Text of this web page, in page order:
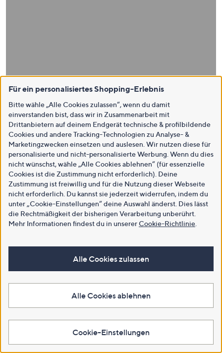
Für ein personalisiertes Shopping-Erlebnis
Bitte wähle „Alle Cookies zulassen“, wenn du damit
einverstanden bist, dass wir in Zusammenarbeit mit
Drittanbietern auf deinem Endgerät technische & profilbildende
Cookies und andere Tracking-Technologien zu Analyse- &
Marketingzwecken einsetzen und auslesen. Wir nutzen diese für
personalisierte und nicht-personalisierte Werbung. Wenn du dies
nicht wünschst, wähle „Alle Cookies ablehnen“ (für essenzielle
Cookies ist die Zustimmung nicht erforderlich). Deine
Zustimmung ist freiwillig und für die Nutzung dieser Webseite
nicht erforderlich. Du kannst sie jederzeit widerrufen, indem du
unter „Cookie-Einstellungen“ deine Auswahl änderst. Dies lässt
die Rechtmäßigkeit der bisherigen Verarbeitung unberührt.
Mehr Informationen findest du in unsererCookie-Richtlinie
Alle Cookies zulassen
Alle Cookies ablehnen
Cookie-Einstellungen